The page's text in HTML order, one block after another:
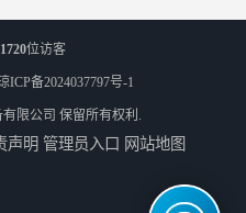
位访客
ICP备2024037797号-1
限公司 保留所有权利.
声明 管理员入口 网站地图